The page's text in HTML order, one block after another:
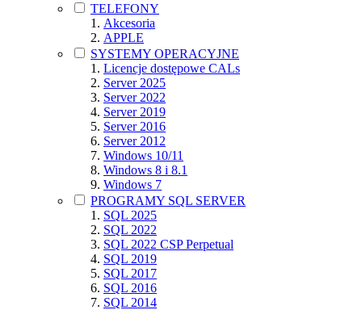
TELEFONY
Akcesoria
APPLE
SYSTEMY OPERACYJNE
Licencje dostępowe CALs
Server 2025
Server 2022
Server 2019
Server 2016
Server 2012
Windows 10/11
Windows 8 i 8.1
Windows 7
PROGRAMY SQL SERVER
SQL 2025
SQL 2022
SQL 2022 CSP Perpetual
SQL 2019
SQL 2017
SQL 2016
SQL 2014